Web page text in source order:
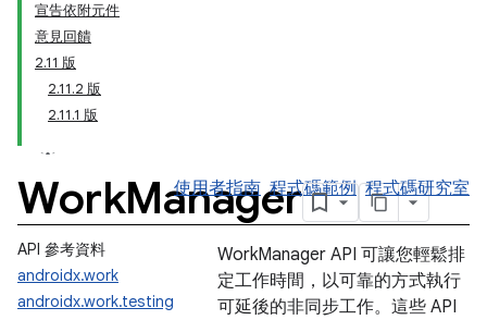
宣告依附元件
意見回饋
2.11 版
2.11.2 版
2.11.1 版
WorkManager
使用者指南 程式碼範例 程式碼研究室
API 參考資料
androidx.work
androidx.work.testing
WorkManager API 可讓您輕鬆排
定工作時間，以可靠的方式執行
可延後的非同步工作。這些 API